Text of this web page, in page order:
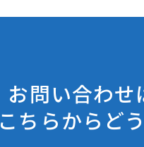
お問い合わせ
こちらからど